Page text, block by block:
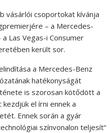
vásárlói csoportokat kívánja
– a Mercedes-
Las Vegas-i Consumer
került sor.
a Mercedes-Benz
hatékonyságát
is szorosan kötődött a
el írni ennek a
Ennek során a gyár
színvonalon teljesít“